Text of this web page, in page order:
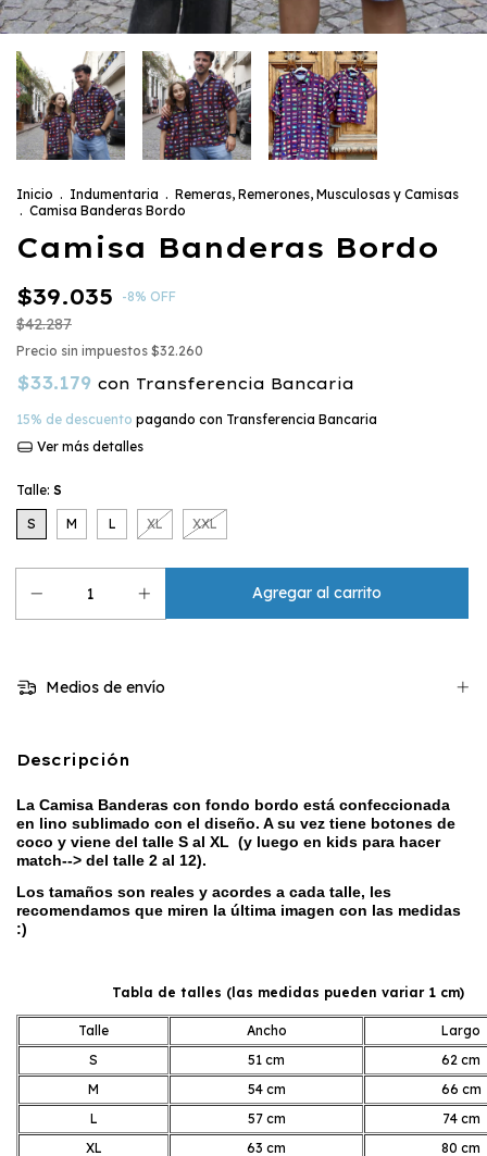
Inicio . Indumentaria . Remeras, Remerones, Musculosas y Camisas
. Camisa Banderas Bordo
Camisa Banderas Bordo
$39.035 -8% OFF
$42.287
Precio sin impuestos $32.260
$33.179 con Transferencia Bancaria
15% de descuento pagando con Transferencia Bancaria
Ver más detalles
Talle: S
S M L XL XXL
Medios de envío
Descripción
La Camisa Banderas con fondo bordo está confeccionada
en lino sublimado con el diseño. A su vez tiene botones de
coco y viene del talle S al XL (y luego en kids para hacer
match--> del talle 2 al 12).
Los tamaños son reales y acordes a cada talle, les
recomendamos que miren la última imagen con las medidas
:)
Tabla de talles (las medidas pueden variar 1 cm)
Talle Ancho
Largo
S
51 cm
62 cm
M
54 cm
66 cm
L
57 cm
74 cm
XL
63 cm 80 cm